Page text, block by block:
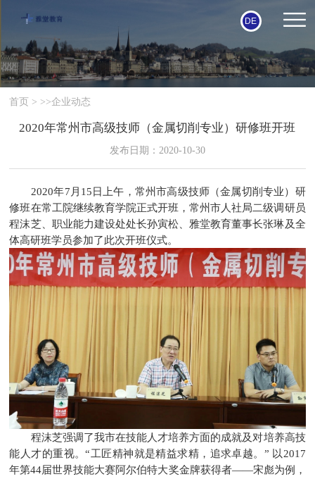
DE
首页 > >>企业动态
2020年常州市高级技师（金属切削专业）研修班开班
发布日期：2020-10-30
2020年7月15日上午，常州市高级技师（金属切削专业）研
修班在常工院继续教育学院正式开班，常州市人社局二级调研员
程沫芝、职业能力建设处处长孙寅松、雅堂教育董事长张琳及全
体高研班学员参加了此次开班仪式。
程沫芝强调了我市在技能人才培养方面的成就及对培养高技
能人才的重视。“工匠精神就是精益求精，追求卓越。” 以2017
年第44届世界技能大赛阿尔伯特大奖金牌获得者——宋彪为例，